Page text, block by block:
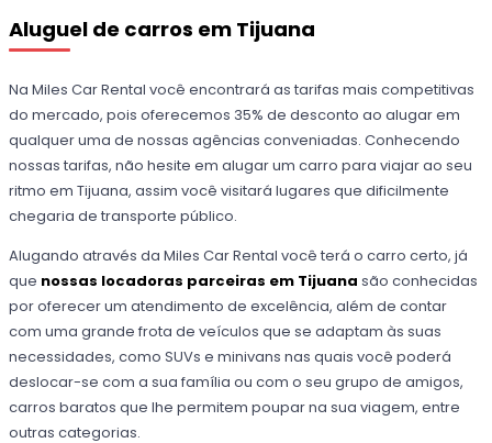
Aluguel de carros em Tijuana
Na Miles Car Rental você encontrará as tarifas mais competitivas
do mercado, pois oferecemos 35% de desconto ao alugar em
qualquer uma de nossas agências conveniadas. Conhecendo
nossas tarifas, não hesite em alugar um carro para viajar ao seu
ritmo em Tijuana, assim você visitará lugares que dificilmente
chegaria de transporte público.
Alugando através da Miles Car Rental você terá o carro certo, já
que nossas locadoras parceiras em Tijuana são conhecidas
por oferecer um atendimento de excelência, além de contar
com uma grande frota de veículos que se adaptam às suas
necessidades, como SUVs e minivans nas quais você poderá
deslocar-se com a sua família ou com o seu grupo de amigos,
carros baratos que lhe permitem poupar na sua viagem, entre
outras categorias.